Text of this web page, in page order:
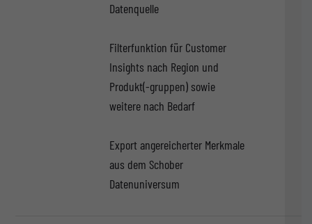
Datenquelle
Filterfunktion für Customer
Insights nach Region und
Produkt(-gruppen) sowie
weitere nach Bedarf
Export angereicherter Merkmale
aus dem Schober
Datenuniversum